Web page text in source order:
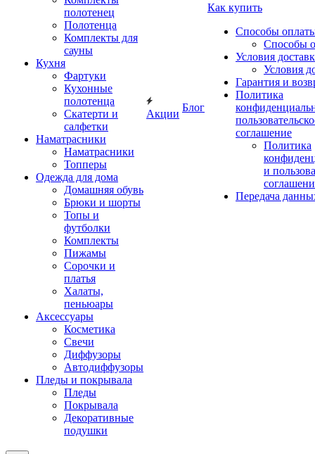
полотенец
Полотенца
Комплекты для
сауны
Кухня
Фартуки
Кухонные
полотенца
Скатерти и
салфетки
Наматрасники
Наматрасники
Топперы
Одежда для дома
Домашняя обувь
Брюки и шорты
Топы и
футболки
Комплекты
Пижамы
Сорочки и
платья
Халаты,
пеньюары
Аксессуары
Косметика
Свечи
Диффузоры
Автодиффузоры
Пледы и покрывала
Пледы
Покрывала
Декоративные
подушки
Акции
Блог
Как купить
Способы
Способы
Условия
Условия
Гарантия и
Политика
соглашение
Политика
и
Передача